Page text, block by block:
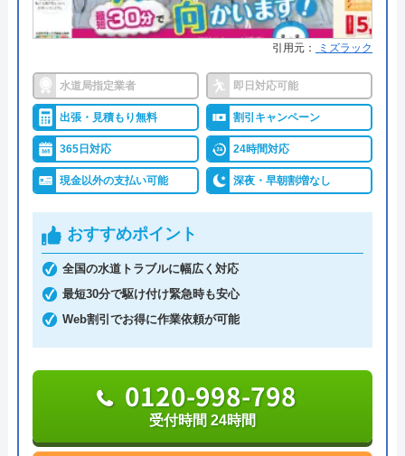
無料保証を用意
詳細は公式HPでご確認ください
株式会社クリーンライフがおすすめの理由
クリーンライフは年中無休で、最短30分駆けつけ、
休日・深夜も出張費無料などのサービスを売りにし
ています。
指定給水装置工事事業者（水道局指定工事店）で下
請けに依頼することなく自社でしっかりと教育や研
修を受けた有資格者のスタッフが対応してくれるの
で安心です。
た場合には、スタッフから渡されている名刺の裏に
書かれている番号に電話すれば、各エリアの担当が
対応してくれます。見積もり無料で、キャンセル料
引用元： ミズラック
水道局指定業者 即日対応可能
出張・見積もり無料 割引キャンペーン
365日対応 24時間対応
現金以外の支払い可能 深夜・早朝割増なし
おすすめポイント
全国の水道トラブルに幅広く対応
最短30分で駆け付け緊急時も安心
Web割引でお得に作業依頼が可能
0120-998-798
受付時間 24時間